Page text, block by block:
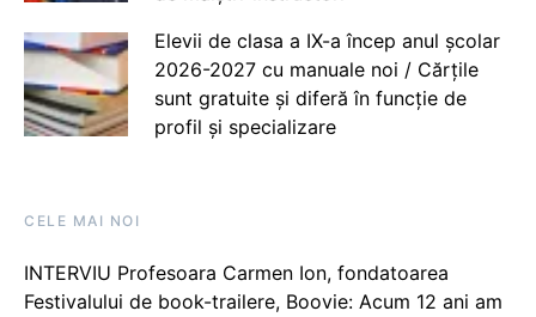
Elevii de clasa a IX-a încep anul școlar
2026-2027 cu manuale noi / Cărțile
sunt gratuite și diferă în funcție de
profil și specializare
CELE MAI NOI
INTERVIU Profesoara Carmen Ion, fondatoarea
Festivalului de book-trailere, Boovie: Acum 12 ani am